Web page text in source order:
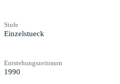
Stufe
Einzelstueck
Entstehungszeitraum
1990